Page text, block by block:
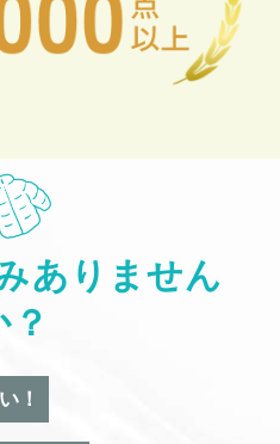
ありません
？
！